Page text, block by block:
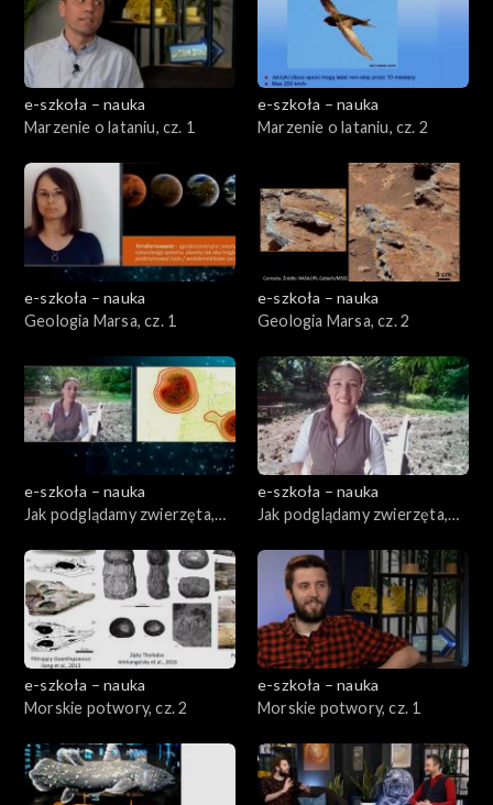
e-szkoła – nauka
Marzenie o lataniu, cz. 1
e-szkoła – nauka
Marzenie o lataniu, cz. 2
e-szkoła – nauka
Geologia Marsa, cz. 1
e-szkoła – nauka
Geologia Marsa, cz. 2
e-szkoła – nauka
Jak podglądamy zwierzęta,
e-szkoła – nauka
Jak podglądamy zwierzęta,
e-szkoła – nauka
Morskie potwory, cz. 2
e-szkoła – nauka
Morskie potwory, cz. 1